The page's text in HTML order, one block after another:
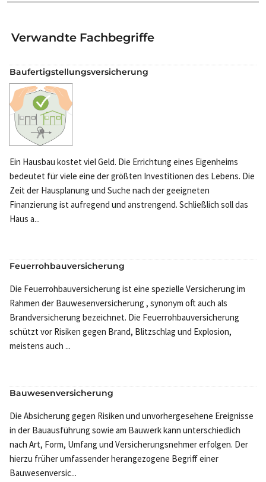
Verwandte Fachbegriffe
Baufertigstellungsversicherung
Ein Hausbau kostet viel Geld. Die Errichtung eines Eigenheims
bedeutet für viele eine der größten Investitionen des Lebens. Die
Zeit der Hausplanung und Suche nach der geeigneten
Finanzierung ist aufregend und anstrengend. Schließlich soll das
Haus a...
Feuerrohbauversicherung
Die Feuerrohbauversicherung ist eine spezielle Versicherung im
Rahmen der Bauwesenversicherung , synonym oft auch als
Brandversicherung bezeichnet. Die Feuerrohbauversicherung
schützt vor Risiken gegen Brand, Blitzschlag und Explosion,
meistens auch ...
Bauwesenversicherung
Die Absicherung gegen Risiken und unvorhergesehene Ereignisse
in der Bauausführung sowie am Bauwerk kann unterschiedlich
nach Art, Form, Umfang und Versicherungsnehmer erfolgen. Der
hierzu früher umfassender herangezogene Begriff einer
Bauwesenversic...